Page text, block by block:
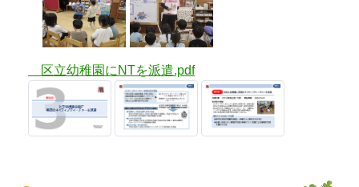
区立幼稚園にNTを派遣.pdf